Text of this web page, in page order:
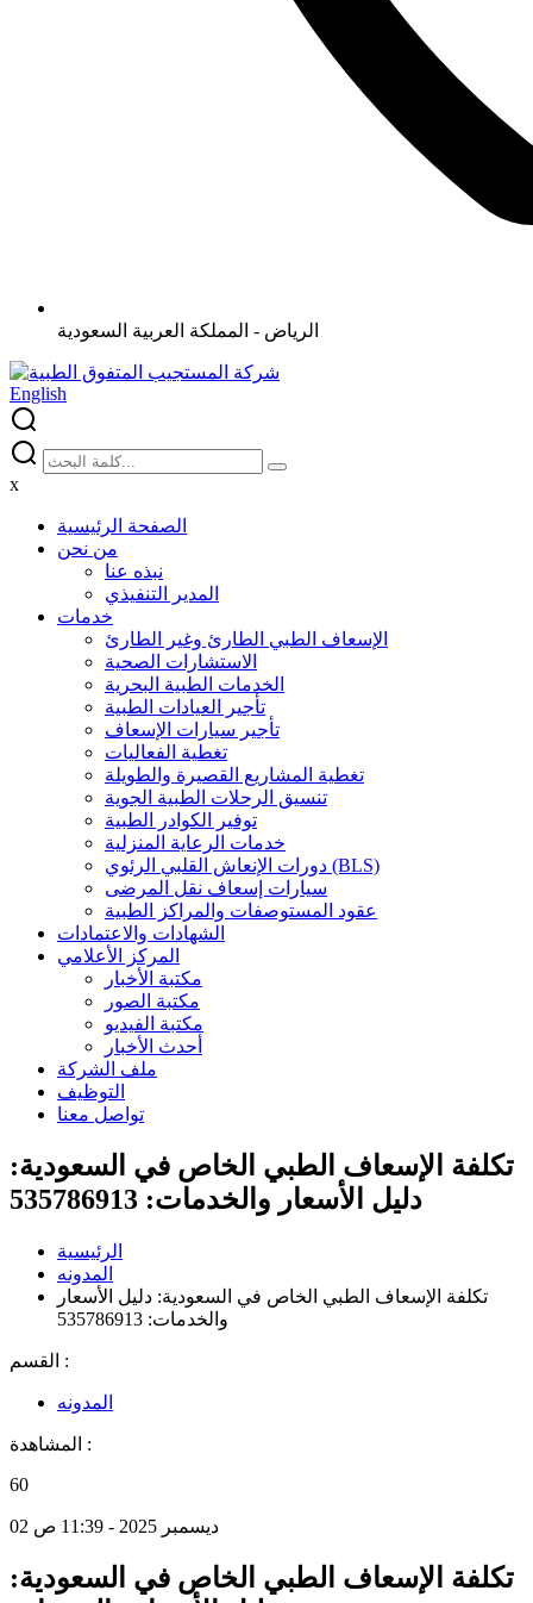
الرياض - المملكة العربية السعودية
English
x
الصفحة الرئيسية
من نحن
نبذه عنا
المدير التنفيذي
خدمات
الإسعاف الطبي الطارئ وغير الطارئ
الاستشارات الصحية
الخدمات الطبية البحرية
تأجير العيادات الطبية
تأجير سيارات الإسعاف
تغطية الفعاليات
تغطية المشاريع القصيرة والطويلة
تنسيق الرحلات الطبية الجوية
توفير الكوادر الطبية
خدمات الرعاية المنزلية
دورات الإنعاش القلبي الرئوي (BLS)
سيارات إسعاف نقل المرضى
عقود المستوصفات والمراكز الطبية
الشهادات والاعتمادات
المركز الأعلامي
مكتبة الأخبار
مكتبة الصور
مكتبة الفيديو
أحدث الأخبار
ملف الشركة
التوظيف
تواصل معنا
تكلفة الإسعاف الطبي الخاص في السعودية:
دليل الأسعار والخدمات: 535786913
الرئيسية
المدونه
تكلفة الإسعاف الطبي الخاص في السعودية: دليل الأسعار
والخدمات: 535786913
القسم :
المدونه
المشاهدة :
60
02 ديسمبر 2025 - 11:39 ص
تكلفة الإسعاف الطبي الخاص في السعودية: